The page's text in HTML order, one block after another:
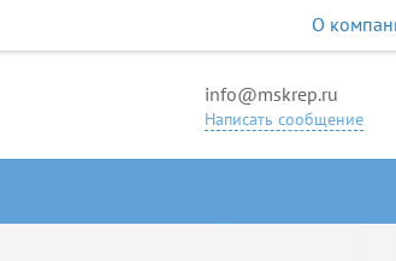
О
info@mskrep.ru
Написать сообщение